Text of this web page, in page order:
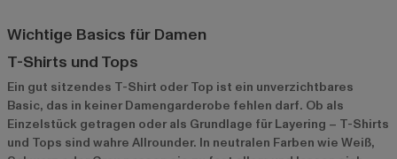
Wichtige Basics für Damen
T-Shirts und Tops
Ein gut sitzendes T-Shirt oder Top ist ein unverzichtbares
Basic, das in keiner Damengarderobe fehlen darf. Ob als
Einzelstück getragen oder als Grundlage für Layering – T-Shirts
und Tops sind wahre Allrounder. In neutralen Farben wie Weiß,